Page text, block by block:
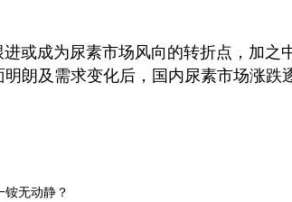
成为尿素市场风向的转折点，加之
朗及需求变化后，国内尿素市场涨跌
铵无动静？